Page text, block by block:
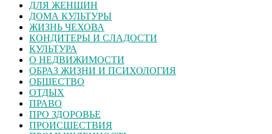
ДЛЯ ЖЕНЩИН
ДОМА КУЛЬТУРЫ
ЖИЗНЬ ЧЕХОВА
КОНДИТЕРЫ И СЛАДОСТИ
КУЛЬТУРА
О НЕДВИЖИМОСТИ
ОБРАЗ ЖИЗНИ И ПСИХОЛОГИЯ
ОБЩЕСТВО
ОТДЫХ
ПРАВО
ПРО ЗДОРОВЬЕ
ПРОИСШЕСТВИЯ